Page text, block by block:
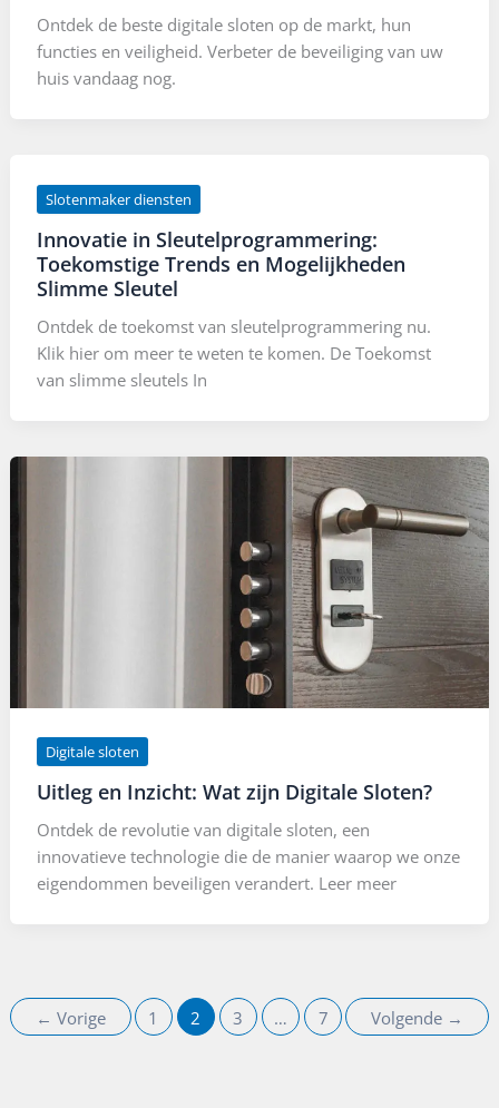
Ontdek de beste digitale sloten op de markt, hun
functies en veiligheid. Verbeter de beveiliging van uw
huis vandaag nog.
Slotenmaker diensten
Innovatie in Sleutelprogrammering:
Toekomstige Trends en Mogelijkheden
Slimme Sleutel
Ontdek de toekomst van sleutelprogrammering nu.
Klik hier om meer te weten te komen. De Toekomst
van slimme sleutels In
Digitale sloten
Uitleg en Inzicht: Wat zijn Digitale Sloten?
Ontdek de revolutie van digitale sloten, een
innovatieve technologie die de manier waarop we onze
eigendommen beveiligen verandert. Leer meer
← Vorige 1 2 3 … 7 Volgende →